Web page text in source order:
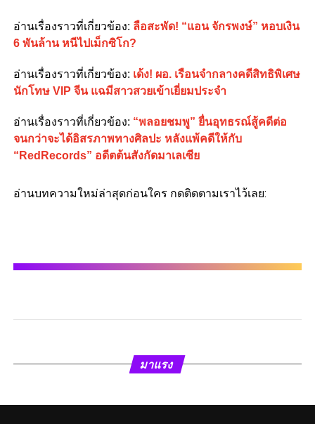
อ่านเรื่องราวที่เกี่ยวข้อง: ลือสะพัด! “แอน จักรพงษ์” หอบเงิน
6 พันล้าน หนีไปเม็กซิโก?
อ่านเรื่องราวที่เกี่ยวข้อง: เด้ง! ผอ. เรือนจำกลางคดีสิทธิพิเศษ
นักโทษ VIP จีน แฉมีสาวสวยเข้าเยี่ยมประจำ
อ่านเรื่องราวที่เกี่ยวข้อง: “พลอยชมพู” ยื่นอุทธรณ์สู้คดีต่อ
จนกว่าจะได้อิสรภาพทางศิลปะ หลังแพ้คดีให้กับ
“RedRecords” อดีตต้นสังกัดมาเลเซีย
อ่านบทความใหม่ล่าสุดก่อนใคร กดติดตามเราไว้เลย:
มาแรง